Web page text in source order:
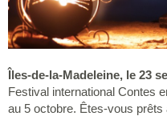
Îles-de-la-Madeleine, le 23
Festival international Contes
au 5 octobre. Êtes-vous